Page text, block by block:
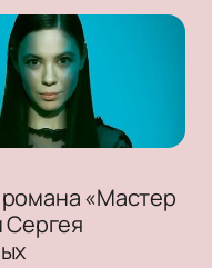
«Мастер
Сергея